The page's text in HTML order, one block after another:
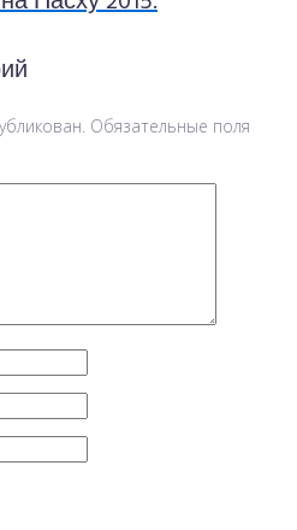
Обязательные поля